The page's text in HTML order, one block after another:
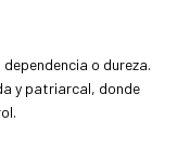
o dureza.
y patriarcal, donde